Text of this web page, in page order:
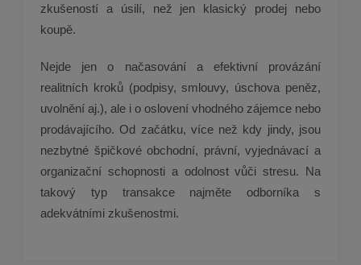
zkušeností a úsilí, než jen klasický prodej nebo
koupě.
Nejde jen o načasování a efektivní provázání
realitních kroků (podpisy, smlouvy, úschova peněz,
uvolnění aj.), ale i o oslovení vhodného zájemce nebo
prodávajícího. Od začátku, více než kdy jindy, jsou
nezbytné špičkové obchodní, právní, vyjednávací a
organizační schopnosti a odolnost vůči stresu. Na
takový typ transakce najměte odborníka s
adekvátními zkušenostmi.